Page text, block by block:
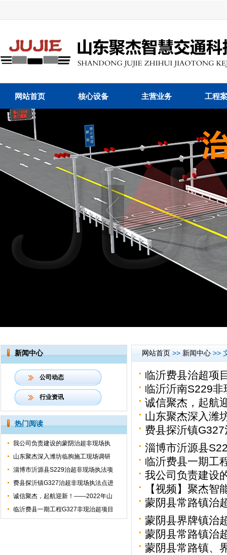
网站首页 核心设备 主营业务 工程
新闻中心
公司动态
行业资讯
热门阅读
我公司负责建设的蒙阴治超非现场执
山东聚杰深入潍坊临朐施工现场调研
淄博市沂源县S229治超非现场执法项
费县探沂镇G327治超非现场执法点进
诚信聚杰，起航迎新！——2022年山
临沂费县一期工程G327非现治超项目
网站首页 >> 新闻中心 >>
临沂费县治超项
临沂沂南S229
诚信聚杰，起航
山东聚杰深入潍
费县探沂镇
淄博市沂源县
临沂费县一期工
我公司负责建设
【视频】聚杰智
蒙阴县常路镇治
蒙阴县界牌镇治
蒙阴县常路镇治
蒙阴县常路镇、